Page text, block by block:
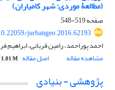
(مطالعۀ موردی: شهر کامیاران)
صفحه519-548
jurbangeo.2016.62193
احمد پوراحمد، رامین قربانی،
مشاهده مقاله
اصل مقاله 1.01 M
پژوهشی - بنیادی